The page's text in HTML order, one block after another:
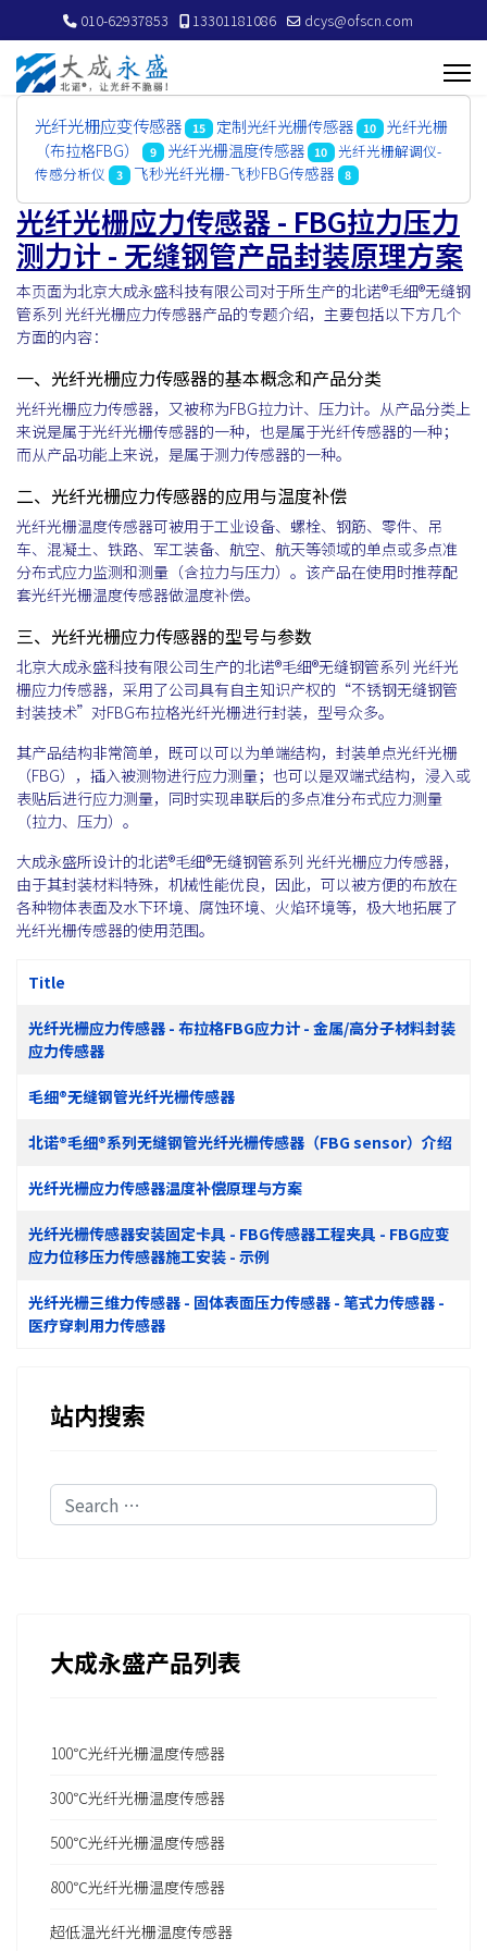
010-62937853 13301181086 dcys@ofscn.com
光纤光栅应变传感器 15 定制光纤光栅传感器 10
光纤光栅
（布拉格FBG）
9 光纤光栅温度传感器 10
光纤光栅解调仪-
传感分析仪
3 飞秒光纤光栅-飞秒FBG传感器 8
光纤光栅应力传感器 - FBG拉力压力
测力计 - 无缝钢管产品封装原理方案
本页面为北京大成永盛科技有限公司对于所生产的北诺®毛细®无缝钢
管系列 光纤光栅应力传感器产品的专题介绍，主要包括以下方几个
方面的内容：
一、光纤光栅应力传感器的基本概念和产品分类
光纤光栅应力传感器，又被称为FBG拉力计、压力计。从产品分类上
来说是属于光纤光栅传感器的一种，也是属于光纤传感器的一种；
而从产品功能上来说，是属于测力传感器的一种。
二、光纤光栅应力传感器的应用与温度补偿
光纤光栅温度传感器可被用于工业设备、螺栓、钢筋、零件、吊
车、混凝土、铁路、军工装备、航空、航天等领域的单点或多点准
分布式应力监测和测量（含拉力与压力）。该产品在使用时推荐配
套光纤光栅温度传感器做温度补偿。
三、光纤光栅应力传感器的型号与参数
北京大成永盛科技有限公司生产的北诺®毛细®无缝钢管系列 光纤光
栅应力传感器，采用了公司具有自主知识产权的“不锈钢无缝钢管
封装技术”对FBG布拉格光纤光栅进行封装，型号众多。
其产品结构非常简单，既可以可以为单端结构，封装单点光纤光栅
（FBG），插入被测物进行应力测量；也可以是双端式结构，浸入或
表贴后进行应力测量，同时实现串联后的多点准分布式应力测量
（拉力、压力）。
大成永盛所设计的北诺®毛细®无缝钢管系列 光纤光栅应力传感器，
由于其封装材料特殊，机械性能优良，因此，可以被方便的布放在
各种物体表面及水下环境、腐蚀环境、火焰环境等，极大地拓展了
光纤光栅传感器的使用范围。
Title
光纤光栅应力传感器 - 布拉格FBG应力计 - 金属/高分子材料封装
应力传感器
毛细®无缝钢管光纤光栅传感器
北诺®毛细®系列无缝钢管光纤光栅传感器（FBG sensor）介绍
光纤光栅应力传感器温度补偿原理与方案
光纤光栅传感器安装固定卡具 - FBG传感器工程夹具 - FBG应变
应力位移压力传感器施工安装 - 示例
光纤光栅三维力传感器 - 固体表面压力传感器 - 笔式力传感器 -
医疗穿刺用力传感器
站内搜索
Search
大成永盛产品列表
100℃光纤光栅温度传感器
300℃光纤光栅温度传感器
500℃光纤光栅温度传感器
800℃光纤光栅温度传感器
超低温光纤光栅温度传感器